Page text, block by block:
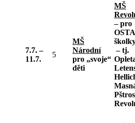
7.7. –
11.7.
5
MŠ
Národní
pro „svoje“
děti
MŠ
– pro
– tj.